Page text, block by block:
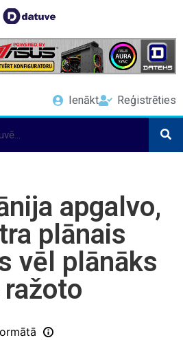
Ienākt Reģistrēties
apgalvo,
plānais
vēl plānāks